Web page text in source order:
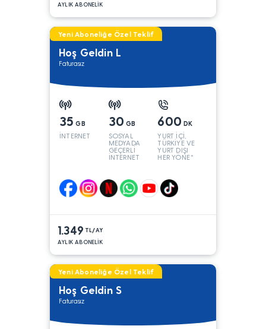
AYLIK ABONELİK
Yeni Aboneliğe Özel Teklif
Hoş Geldin L
Faturasız
35 GB
İNTERNET
30 GB
SOSYAL
MEDYADA
GEÇERLİ
İNTERNET
600 DK
YURT İÇİ,
TÜRKİYE VE
YURT DIŞI
HER YÖNE*
1.349 TL/AY
AYLIK ABONELİK
Yeni Aboneliğe Özel Teklif
Hoş Geldin S
Faturasız